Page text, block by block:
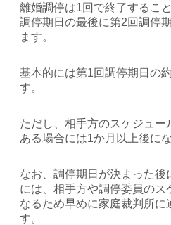
離婚調停は1回で終了するこ
調停期日の最後に第2回調停
ます。
基本的には第1回調停期日の
す。
ただし、相手方のスケジュ
ある場合には1か月以上後に
なお、調停期日が決まった後
には、相手方や調停委員のス
なるため早めに家庭裁判所に
す。